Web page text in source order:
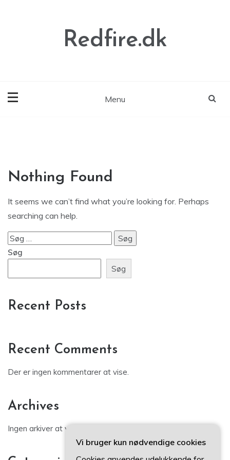
Redfire.dk
Menu
Nothing Found
It seems we can’t find what you’re looking for. Perhaps
searching can help.
Søg
efter:
Søg
Søg
Recent Posts
Recent Comments
Der er ingen kommentarer at vise.
Archives
Ingen arkiver at vise.
Vi bruger kun nødvendige cookies